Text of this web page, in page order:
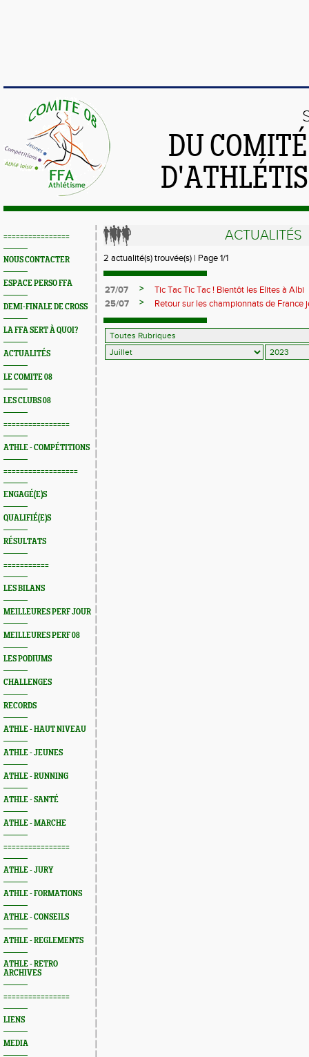
DU
================
NOUS CONTACTER
ESPACE PERSO FFA
DEMI-FINALE DE CROSS
LA FFA SERT À QUOI?
ACTUALITÉS
LE COMITE 08
LES CLUBS 08
================
ATHLE - COMPÉTITIONS
==================
ENGAGÉ(E)S
QUALIFIÉ(E)S
RÉSULTATS
===========
LES BILANS
MEILLEURES PERF JOUR
MEILLEURES PERF 08
LES PODIUMS
CHALLENGES
RECORDS
ATHLE - HAUT NIVEAU
ATHLE - JEUNES
ATHLE - RUNNING
ATHLE - SANTÉ
ATHLE - MARCHE
================
ATHLE - JURY
ATHLE - FORMATIONS
ATHLE - CONSEILS
ATHLE - REGLEMENTS
ATHLE - RETRO
ARCHIVES
================
LIENS
MEDIA
ACTUALITÉS
2 actualité(s) trouvée(s) | Page 1/1
27/07 >
Tic Tac Tic Tac ! Bientôt les Elites à Albi
25/07
> Retour sur les championnats de France